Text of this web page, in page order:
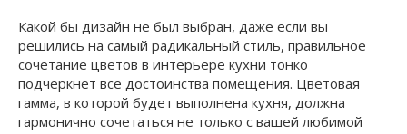
Какой бы дизайн не был выбран, даже если вы
решились на самый радикальный стиль, правильное
сочетание цветов в интерьере кухни тонко
подчеркнет все достоинства помещения. Цветовая
гамма, в которой будет выполнена кухня, должна
гармонично сочетаться не только с вашей любимой